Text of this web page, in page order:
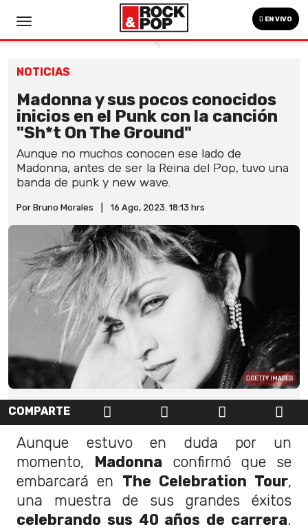
EN VIVO
NOTICIAS
Madonna y sus pocos conocidos
inicios en el Punk con la canción
"Sh*t On The Ground"
Aunque no muchos conocen ese lado de
Madonna, antes de ser la Reina del Pop, tuvo una
banda de punk y new wave.
Por Bruno Morales 16 Ago, 2023. 18:13 hrs
GETTY IMAGES
COMPARTE
Aunque estuvo en duda por un
momento, Madonna confirmó que se
embarcará en The Celebration Tour,
una muestra de sus grandes éxitos
celebrando sus 40 años de carrera.